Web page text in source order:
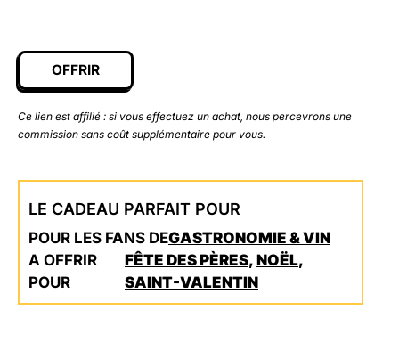
OFFRIR
Ce lien est affilié : si vous effectuez un achat, nous percevrons une
commission sans coût supplémentaire pour vous.
LE CADEAU PARFAIT POUR
POUR LES FANS DEGASTRONOMIE & VIN
A OFFRIR
POUR
FÊTE DES PÈRES, NOËL,
SAINT-VALENTIN